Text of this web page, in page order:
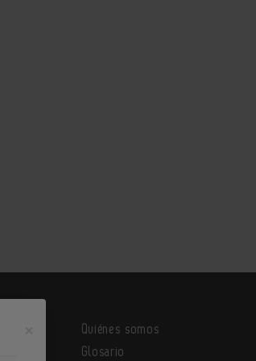
Quiénes somos
Glosario